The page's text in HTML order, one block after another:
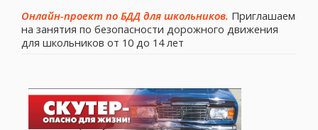
Онлайн-проект по БДД для школьников. Приглашаем
на занятия по безопасности дорожного движения
для школьников от 10 до 14 лет